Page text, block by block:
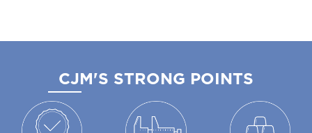
CJM'S STRONG POINTS